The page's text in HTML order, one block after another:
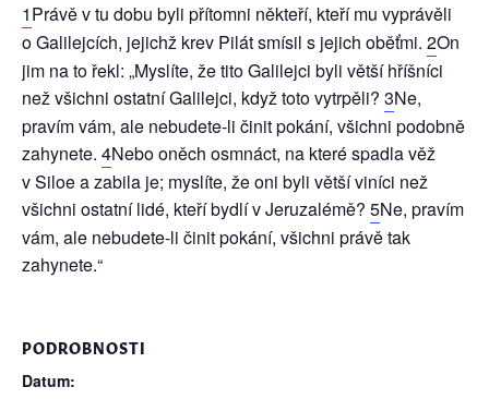
1Právě v tu dobu byli přítomni někteří, kteří mu vyprávěli
o Galilejcích, jejichž krev Pilát smísil s jejich oběťmi. 2On
jim na to řekl: „Myslíte, že tito Galilejci byli větší hříšníci
než všichni ostatní Galilejci, když toto vytrpěli? 3Ne,
pravím vám, ale nebudete-li činit pokání, všichni podobně
zahynete. 4Nebo oněch osmnáct, na které spadla věž
v Siloe a zabila je; myslíte, že oni byli větší viníci než
všichni ostatní lidé, kteří bydlí v Jeruzalémě? 5Ne, pravím
vám, ale nebudete-li činit pokání, všichni právě tak
zahynete.“
PODROBNOSTI
Datum: